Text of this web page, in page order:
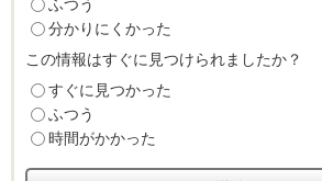
ふつう
分かりにくかった
この情報はすぐに見つけられましたか？
すぐに見つかった
ふつう
時間がかかった